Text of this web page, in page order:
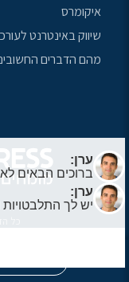
איקומרס
שיווק באינטרנט
מהם הדברים
ערן:
ברוכים הבאים
ערן:
יש לך